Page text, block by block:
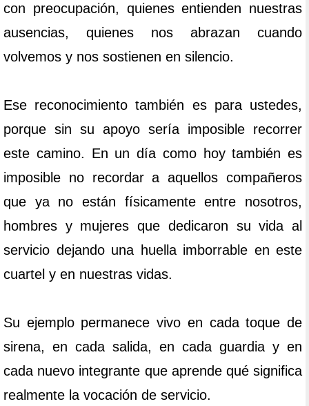
con preocupación, quienes entienden nuestras
ausencias, quienes nos abrazan cuando
volvemos y nos sostienen en silencio.
Ese reconocimiento también es para ustedes,
porque sin su apoyo sería imposible recorrer
este camino. En un día como hoy también es
imposible no recordar a aquellos compañeros
que ya no están físicamente entre nosotros,
hombres y mujeres que dedicaron su vida al
servicio dejando una huella imborrable en este
cuartel y en nuestras vidas.
Su ejemplo permanece vivo en cada toque de
sirena, en cada salida, en cada guardia y en
cada nuevo integrante que aprende qué significa
realmente la vocación de servicio.